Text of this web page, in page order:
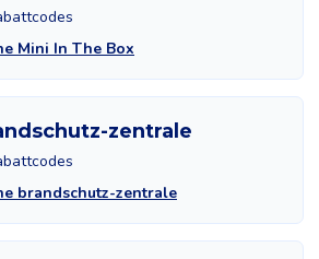
Mini In The Box
zentrale
brandschutz-zentrale